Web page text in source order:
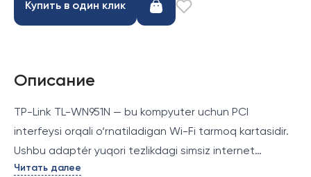
Купить в один клик
Описание
TP-Link TL-WN951N — bu kompyuter uchun PCI
interfeysi orqali o‘rnatiladigan Wi-Fi tarmoq kartasidir.
Ushbu adaptér yuqori tezlikdagi simsiz internet
aloqasini ta'minlashda yordam beradi va 300 Mbit/s
Читать далее